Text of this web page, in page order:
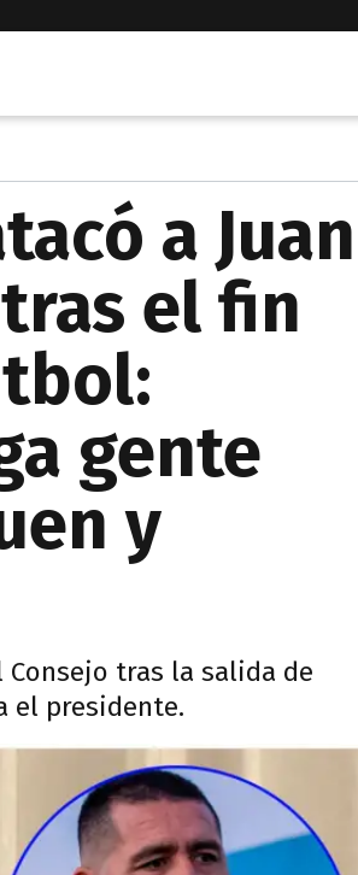
a Juan
el fin
gente
y
tras la salida de
el presidente.